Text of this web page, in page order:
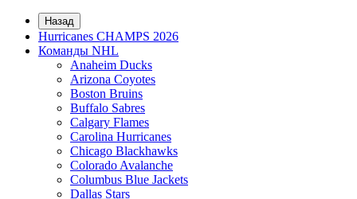
Назад
Hurricanes CHAMPS 2026
Команды NHL
Anaheim Ducks
Arizona Coyotes
Boston Bruins
Buffalo Sabres
Calgary Flames
Carolina Hurricanes
Chicago Blackhawks
Colorado Avalanche
Columbus Blue Jackets
Dallas Stars